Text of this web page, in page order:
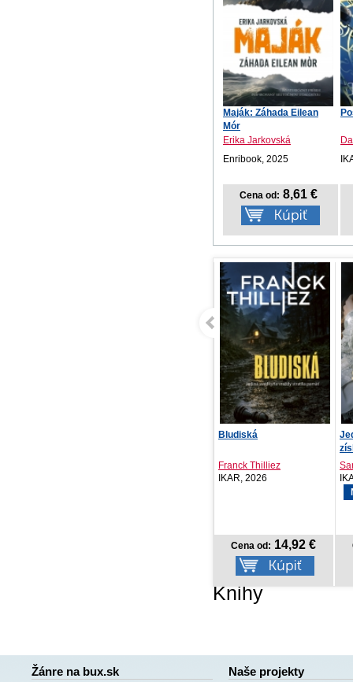
Maják: Záhada Eilean
Mór
Erika Jarkovská
Enribook, 2025
Cena od: 8,61 €
Bludiská
Franck Thilliez
IKAR, 2026
Cena od: 14,92 €
Knihy
Žánre na bux.sk Naše projekty